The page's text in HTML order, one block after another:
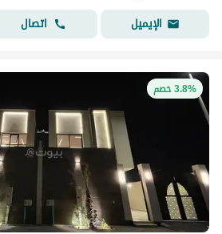
الإيميل
اتصال
3.8% خصم